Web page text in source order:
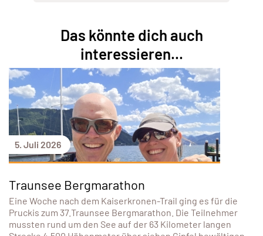
Das könnte dich auch
interessieren...
5. Juli 2026
Traunsee Bergmarathon
Eine Woche nach dem Kaiserkronen-Trail ging es für die
Pruckis zum 37.Traunsee Bergmarathon. Die Teilnehmer
mussten rund um den See auf der 63 Kilometer langen